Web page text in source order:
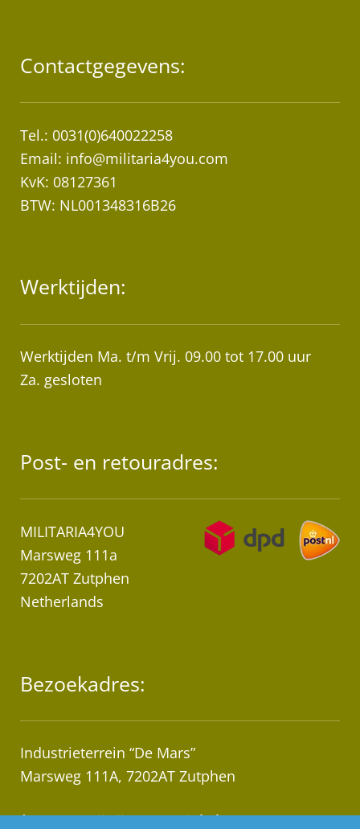
Contactgegevens:
Tel.: 0031(0)640022258
Email: info@militaria4you.com
KvK: 08127361
BTW: NL001348316B26
Werktijden:
Werktijden Ma. t/m Vrij. 09.00 tot 17.00 uur
Za. gesloten
Post- en retouradres:
MILITARIA4YOU
Marsweg 111a
7202AT Zutphen
Netherlands
Bezoekadres:
Industrieterrein “De Mars”
Marsweg 111A, 7202AT Zutphen
* Let op! Wij zijn geen winkel!